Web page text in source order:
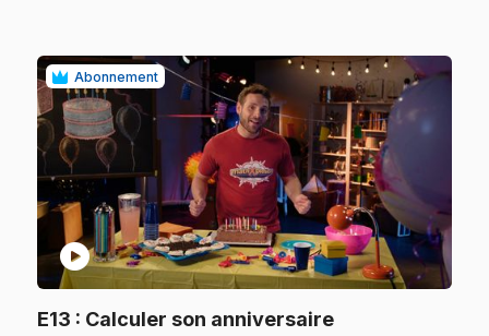
Abonnement
play_circle
E13 : Calculer son anniversaire.